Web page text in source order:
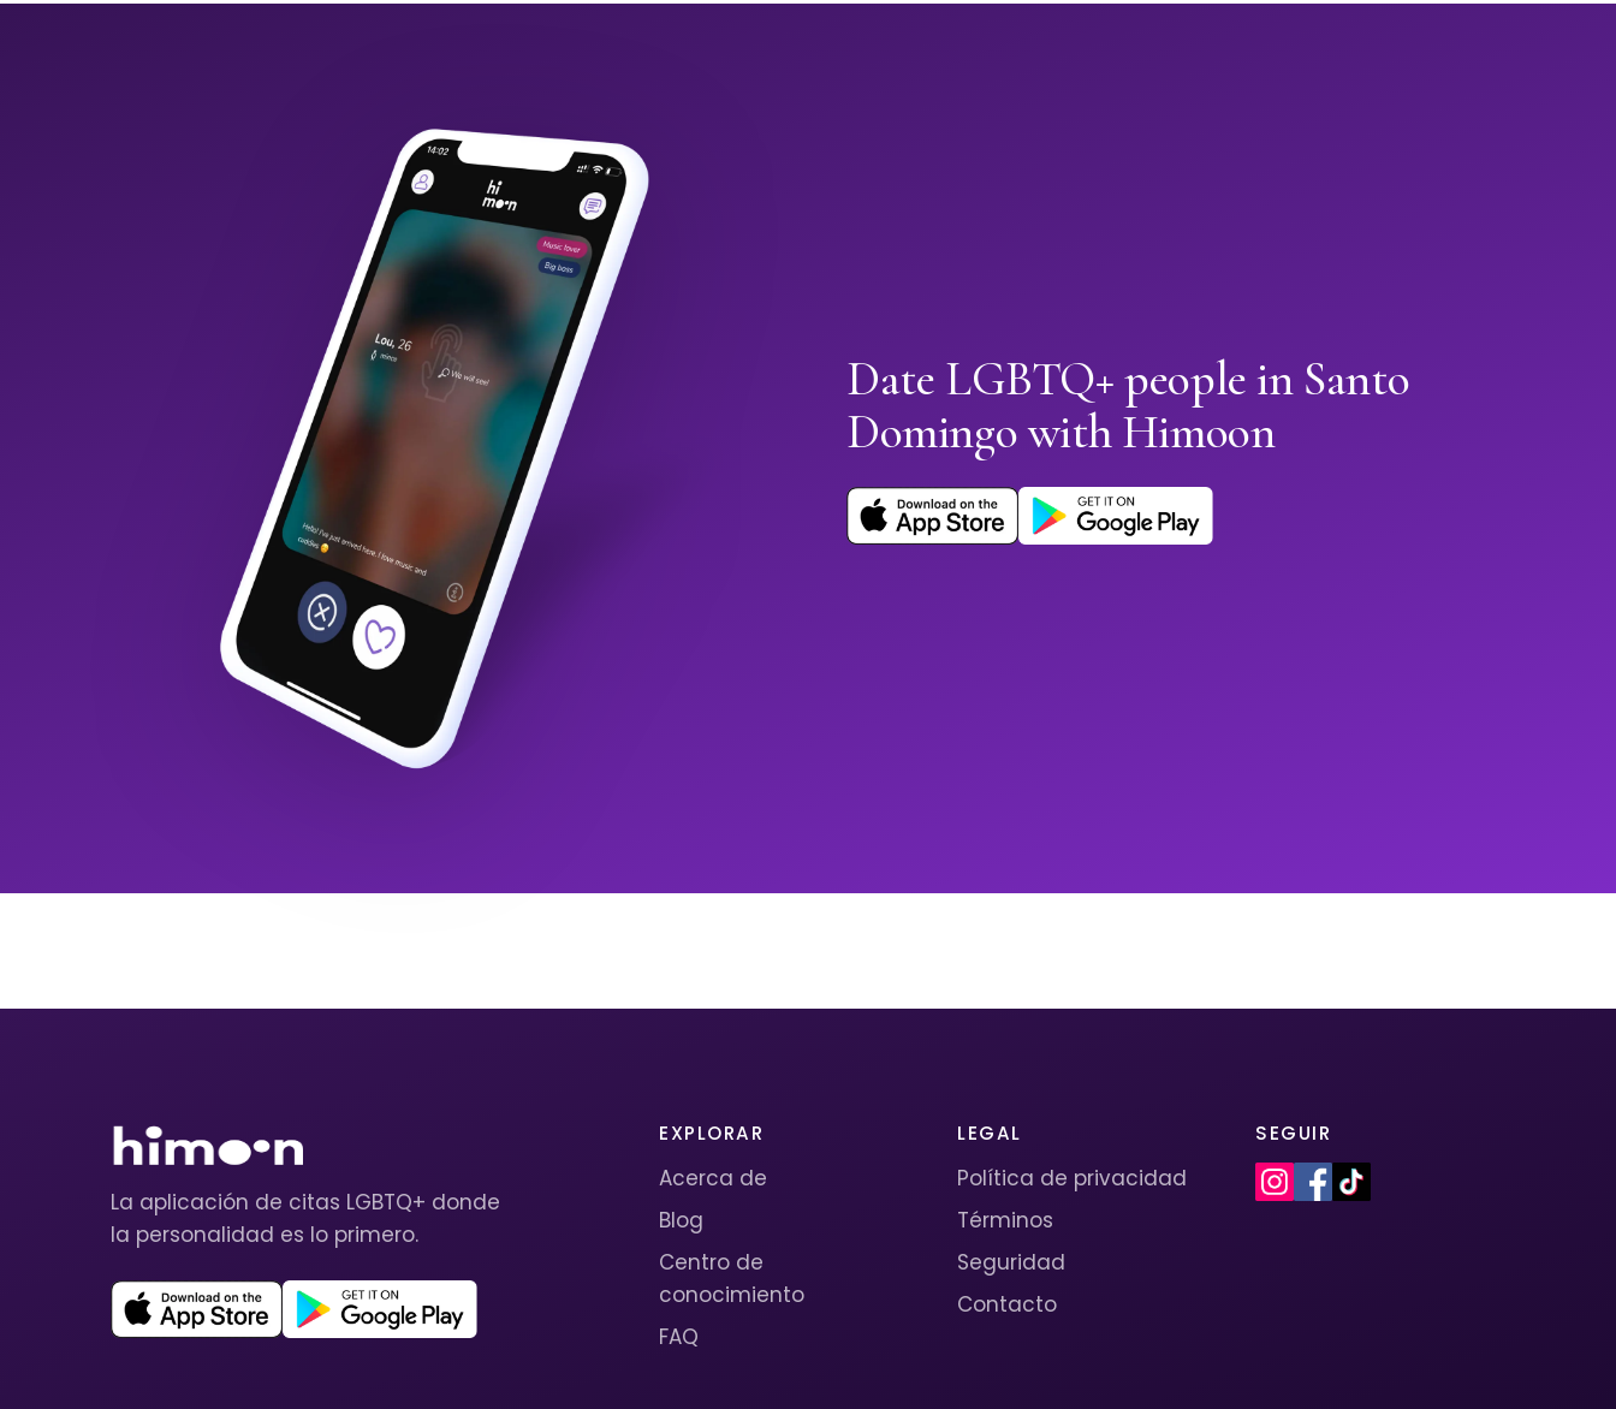
Date LGBTQ+ people in Santo
Domingo with Himoon
La aplicación de citas LGBTQ+ donde
la personalidad es lo primero.
EXPLORAR
Acerca de
Blog
Centro de
conocimiento
FAQ
LEGAL
Política de privacidad
Términos
Seguridad
Contacto
SEGUIR